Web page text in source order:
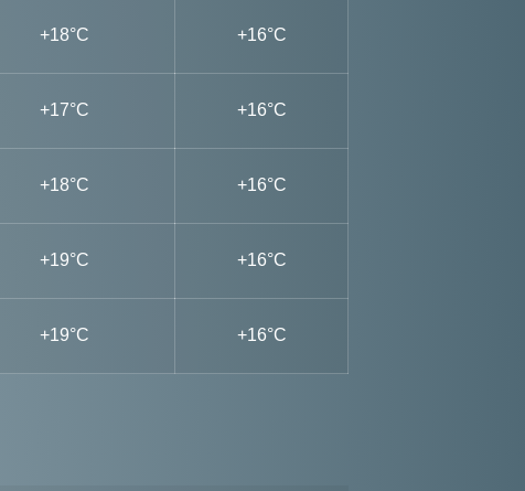
+18°C +16°C
+17°C +16°C
+18°C +16°C
+19°C +16°C
+19°C +16°C